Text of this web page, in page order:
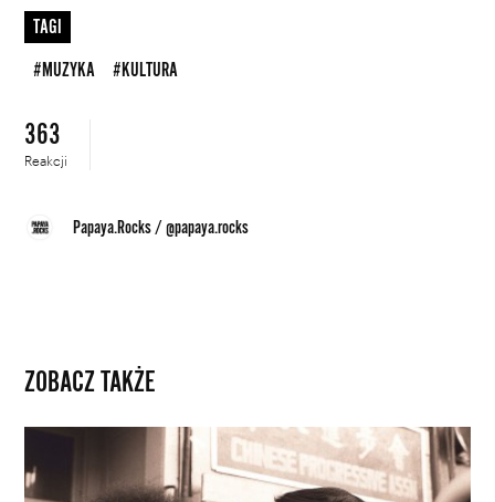
TAGI
#MUZYKA #KULTURA
363
Reakcji
Papaya.Rocks /@papaya.rocks
ZOBACZ TAKŻE
DiCaprio
produkuje